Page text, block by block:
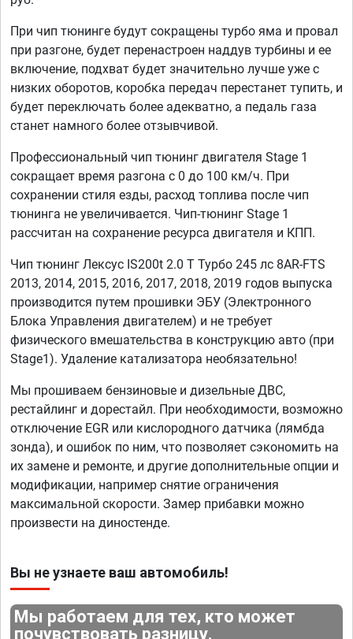
При чип тюнинге будут сокращены турбо яма и провал
при разгоне, будет перенастроен наддув турбины и ее
включение, подхват будет значительно лучше уже с
низких оборотов, коробка передач перестанет тупить, и
будет переключать более адекватно, а педаль газа
станет намного более отзывчивой.
Профессиональный чип тюнинг двигателя Stage 1
сокращает время разгона с 0 до 100 км/ч. При
сохранении стиля езды, расход топлива после чип
тюнинга не увеличивается. Чип-тюнинг Stage 1
рассчитан на сохранение ресурса двигателя и КПП.
Чип тюнинг Лексус IS200t 2.0 T Турбо 245 лс 8AR-FTS
2013, 2014, 2015, 2016, 2017, 2018, 2019 годов выпуска
производится путем прошивки ЭБУ (Электронного
Блока Управления двигателем) и не требует
физического вмешательства в конструкцию авто (при
Stage1). Удаление катализатора необязательно!
Мы прошиваем бензиновые и дизельные ДВС,
рестайлинг и дорестайл. При необходимости, возможно
отключение EGR или кислородного датчика (лямбда
зонда), и ошибок по ним, что позволяет сэкономить на
их замене и ремонте, и другие дополнительные опции и
модификации, например снятие ограничения
максимальной скорости. Замер прибавки можно
произвести на диностенде.
Вы не узнаете ваш автомобиль!
Мы работаем для тех, кто может
почувствовать разницу.